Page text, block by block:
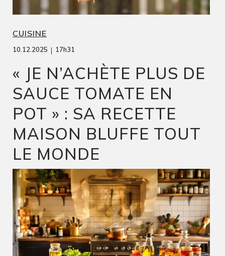
CUISINE
10.12.2025 | 17h31
« JE N’ACHÈTE PLUS DE
SAUCE TOMATE EN
POT » : SA RECETTE
MAISON BLUFFE TOUT
LE MONDE